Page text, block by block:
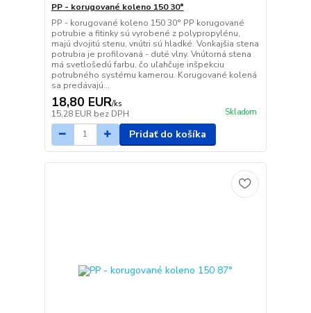
PP - korugované koleno 150 30°
PP - korugované koleno 150 30° PP korugované
potrubie a fitinky sú vyrobené z polypropylénu,
majú dvojitú stenu, vnútri sú hladké. Vonkajšia stena
potrubia je profilovaná - duté vlny. Vnútorná stena
má svetlošedú farbu, čo uľahčuje inšpekciu
potrubného systému kamerou. Korugované kolená
sa predávajú...
18,80 EUR/ks
15,28 EUR bez DPH Skladom
Pridať do košíka